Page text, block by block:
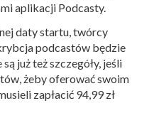
aplikacji Podcasty.
daty startu, twórcy
podcastów będzie
już też szczegóły, jeśli
żeby oferować swoim
zapłacić 94,99 zł